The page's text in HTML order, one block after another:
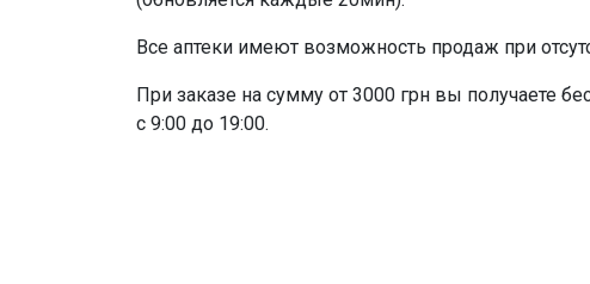
Все аптеки имеют возможность продаж при
При заказе на сумму от 3000 грн вы получаете
с 9:00 до 19:00.